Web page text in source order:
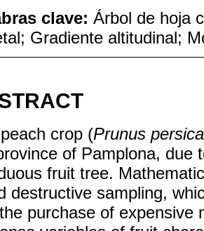
clave: Árbol de hoja
Gradiente altitudinal;
crop (Prunus persica
of Pamplona, due
fruit tree.
destructive sampling,
purchase of expensive